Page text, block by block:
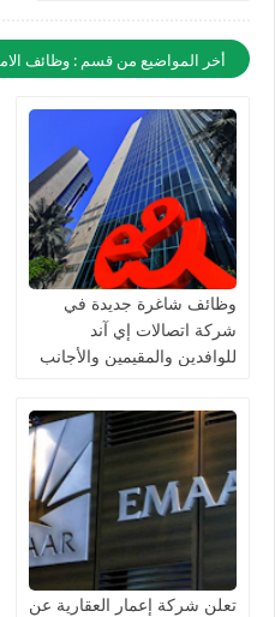
أخر المواضيع من قسم : وظائف
وظائف شاغرة جديدة في
شركة اتصالات إي آند
للوافدين والمقيمين والأجانب
تعلن شركة إعمار العقارية عن